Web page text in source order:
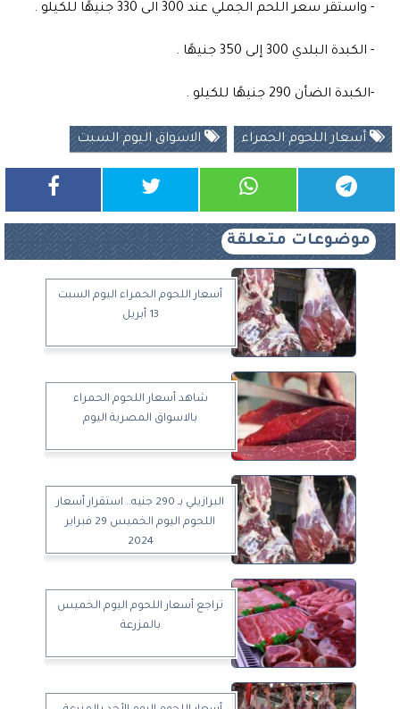
- واستقر سعر اللحم الجملي عند 300 الى 330 جنيهًا للكيلو .
- الكبدة البلدي 300 إلى 350 جنيهًا .
-الكبدة الضأن 290 جنيهًا للكيلو .
أسعار اللحوم الحمراء الاسواق اليوم السبت
موضوعات متعلقة
أسعار اللحوم الحمراء اليوم السبت
13 أبريل
شاهد أسعار اللحوم الحمراء
بالاسواق المصرية اليوم
البرازيلي بـ 290 جنيه.. استقرار أسعار
اللحوم اليوم الخميس 29 فبراير
2024
تراجع أسعار اللحوم اليوم الخميس
بالمزرعة